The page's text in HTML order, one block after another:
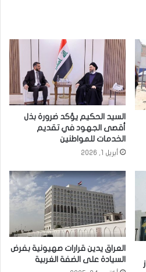
السيد الحكيم يؤكد ضرورة بذل
أقصى الجهود في تقديم
الخدمات للمواطنين
أبريل 1, 2026
العراق يدين قرارات صهيونية بفرض
السيادة على الضفة الغربية